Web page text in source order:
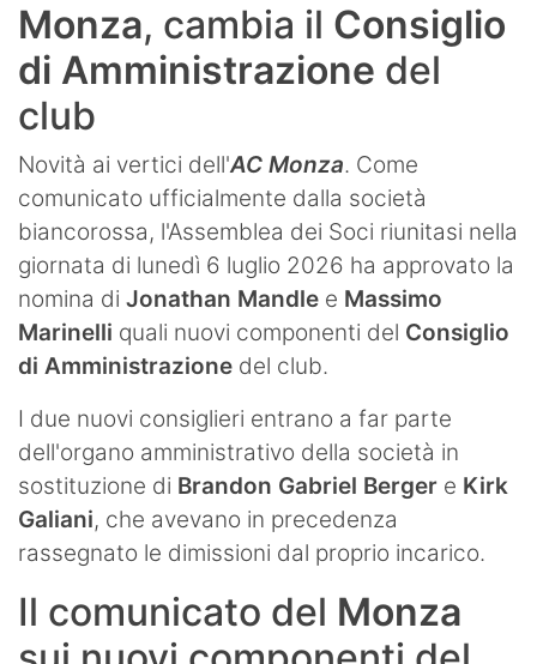
Monza, cambia il Consiglio
di Amministrazione del
club
Novità ai vertici dell'AC Monza. Come
comunicato ufficialmente dalla società
biancorossa, l'Assemblea dei Soci riunitasi nella
giornata di lunedì 6 luglio 2026 ha approvato la
nomina di Jonathan Mandle e Massimo
Marinelli quali nuovi componenti del Consiglio
di Amministrazione del club.
I due nuovi consiglieri entrano a far parte
dell'organo amministrativo della società in
sostituzione di Brandon Gabriel Berger e Kirk
Galiani, che avevano in precedenza
rassegnato le dimissioni dal proprio incarico.
Il comunicato del Monza